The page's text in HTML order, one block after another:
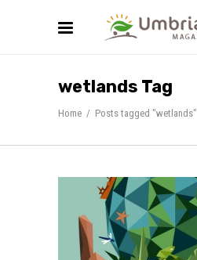
wetlands Tag
Home / Posts tagged "wetlands"